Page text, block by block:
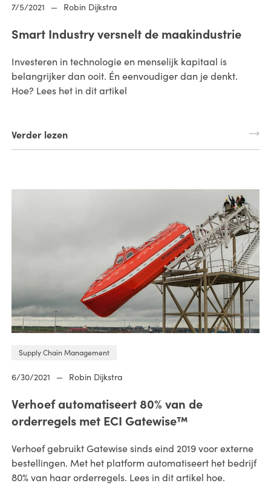
7/5/2021 — Robin Dijkstra
Smart Industry versnelt de maakindustrie
Investeren in technologie en menselijk kapitaal is
belangrijker dan ooit. Én eenvoudiger dan je denkt.
Hoe? Lees het in dit artikel
Verder lezen
Supply Chain Management
6/30/2021 — Robin Dijkstra
Verhoef automatiseert 80% van de
orderregels met ECI Gatewise™
Verhoef gebruikt Gatewise sinds eind 2019 voor externe
bestellingen. Met het platform automatiseert het bedrijf
80% van haar orderregels. Lees in dit artikel hoe.